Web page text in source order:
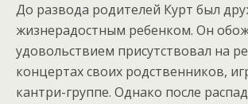
До развода родителей Курт был
жизнерадостным ребенком. Он
удовольствием присутствовал на
концертах своих родственников,
кантри-группе. Однако после